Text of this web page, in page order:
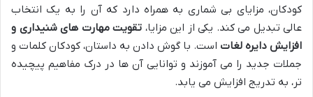
کودکان، مزایای بی شماری به همراه دارد که آن را به یک انتخاب
عالی تبدیل می کند. یکی از این مزایا، تقویت مهارت های شنیداری و
افزایش دایره لغات است. با گوش دادن به داستان، کودکان کلمات و
جملات جدید را می آموزند و توانایی آن ها در درک مفاهیم پیچیده
تر، به تدریج افزایش می یابد.